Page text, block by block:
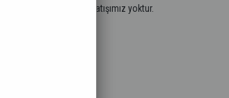
Perakende satışımız yoktur.